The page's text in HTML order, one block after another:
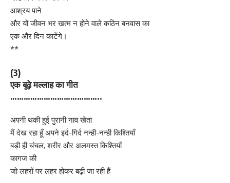
आश्रय पाने
और यों जीवन भर खत्म न होने वाले कठिन बनवास का
एक और दिन काटेंगे।
**
(3)
एक बूढ़े मल्लाह का गीत
…………………………………..
अपनी थकी हुई पुरानी नाव खेता
मैं देख रहा हूँ अपने इर्द-गिर्द नन्ही-नन्ही किश्तियाँ
बड़ी ही चंचल, शरीर और अलमस्त किश्तियाँ
कागज की
जो लहरों पर लहर होकर बढ़ी जा रही हैं